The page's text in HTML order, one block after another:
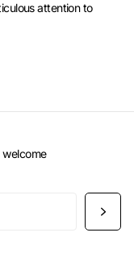
attention to
welcome